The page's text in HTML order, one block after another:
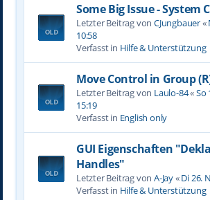
Some Big Issue - System
Letzter Beitrag von CJungbauer«
10:58
Verfasst in Hilfe & Unterstützung
Move Control in Group
Letzter Beitrag von Laulo-84«So
15:19
Verfasst in English only
GUI Eigenschaften
Handles"
Letzter Beitrag von A-Jay«Di 26.
Verfasst in Hilfe & Unterstützung